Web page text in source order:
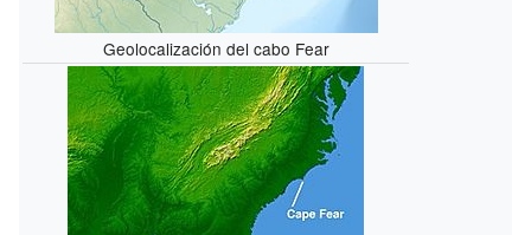
Geolocalización del cabo Fear